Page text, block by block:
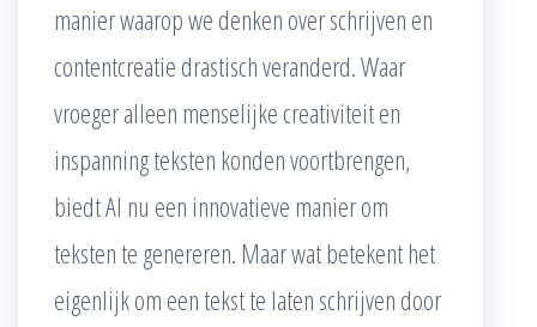
manier waarop we denken over schrijven en
contentcreatie drastisch veranderd. Waar
vroeger alleen menselijke creativiteit en
inspanning teksten konden voortbrengen,
biedt AI nu een innovatieve manier om
teksten te genereren. Maar wat betekent het
eigenlijk om een tekst te laten schrijven door